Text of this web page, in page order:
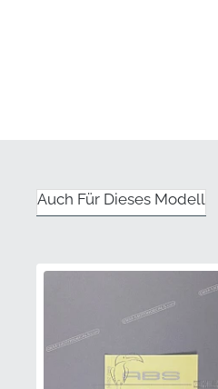
Auch Für Dieses Modell